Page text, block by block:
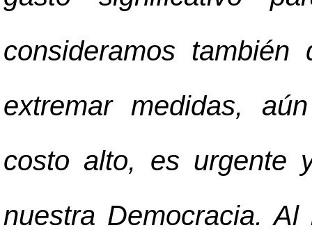
consideramos
extremar medidas,
costo alto, es urgente
nuestra Democracia.